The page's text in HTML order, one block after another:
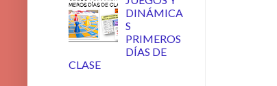
DINÁMICA
S
PRIMEROS
DÍAS DE
CLASE